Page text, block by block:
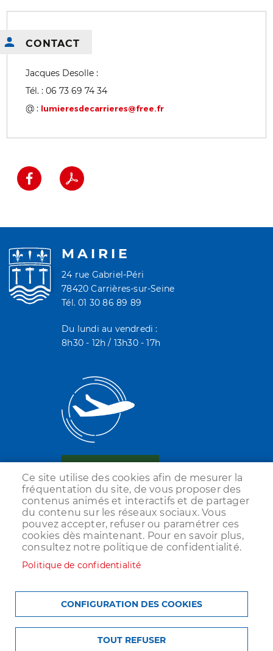
CONTACT
Jacques Desolle :
Tél. : 06 73 69 74 34
@ : lumieresdecarrieres@free.fr
MAIRIE
24 rue Gabriel-Péri
78420 Carrières-sur-Seine
Tél. 01 30 86 89 89
Du lundi au vendredi :
8h30 - 12h / 13h30 - 17h
Menu
POLITIQUE DE CONFIDENTIALITÉ COOKIES
Ce site utilise des cookies afin de mesurer la
fréquentation du site, de vous proposer des
contenus animés et interactifs et de partager
du contenu sur les réseaux sociaux. Vous
pouvez accepter, refuser ou paramétrer ces
cookies dès maintenant. Pour en savoir plus,
consultez notre politique de confidentialité.
Politique de confidentialité
CONFIGURATION DES COOKIES
TOUT REFUSER